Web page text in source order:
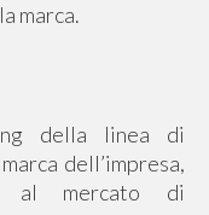
marca.
della linea di
dell’impresa,
al mercato di